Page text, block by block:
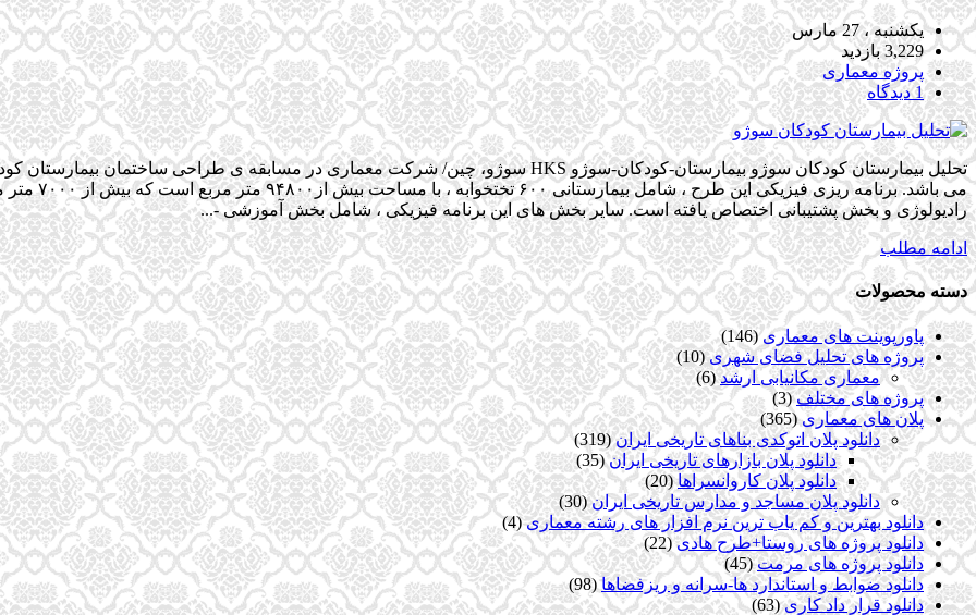
یکشنبه ، 27 مارس
3,229 بازدید
پروژه معماری
1 دیدگاه
می باشد.
رادیولوژی و بخش پشتیبانی اختصاص یافته است. سایر بخش های این برنامه فیزیکی ، شامل بخش آموزشی -...
ادامه مطلب
دسته محصولات
پاورپوینت های معماری (146)
پروژه های تحلیل فضای شهری (10)
معماری مکانیابی ارشد (6)
پروژه های مختلف (3)
پلان های معماری (365)
دانلود پلان اتوکدی بناهای تاریخی ایران (319)
دانلود پلان بازارهای تاریخی ایران (35)
دانلود پلان کاروانسراها (20)
دانلود پلان مساجد و مدارس تاریخی ایران (30)
دانلود بهترین و کم یاب ترین نرم افزار های رشته معماری (4)
دانلود پروژه های روستا+طرح هادی (22)
دانلود پروژه های مرمت (45)
دانلود ضوابط و استاندارد ها-سرانه و ریزفضاها (98)
دانلود قرار داد کاری (63)